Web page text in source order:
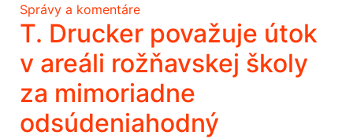
Správy a komentáre
T. Drucker považuje útok
v areáli rožňavskej školy
za mimoriadne
odsúdeniahodný